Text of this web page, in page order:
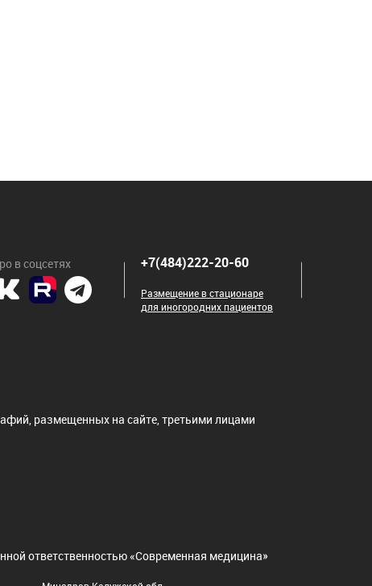
в соцсетях +7(484)222-20-60
Размещение в стационаре
для иногородних пациентов
размещенных на сайте, третьими лицами
ответственностью «Современная медицина»